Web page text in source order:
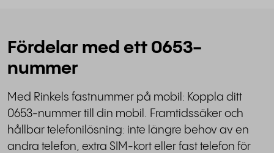
Fördelar med ett 0653-
nummer
Med Rinkels fastnummer på mobil: Koppla ditt
0653-nummer till din mobil. Framtidssäker och
hållbar telefonilösning: inte längre behov av en
andra telefon, extra SIM-kort eller fast telefon för